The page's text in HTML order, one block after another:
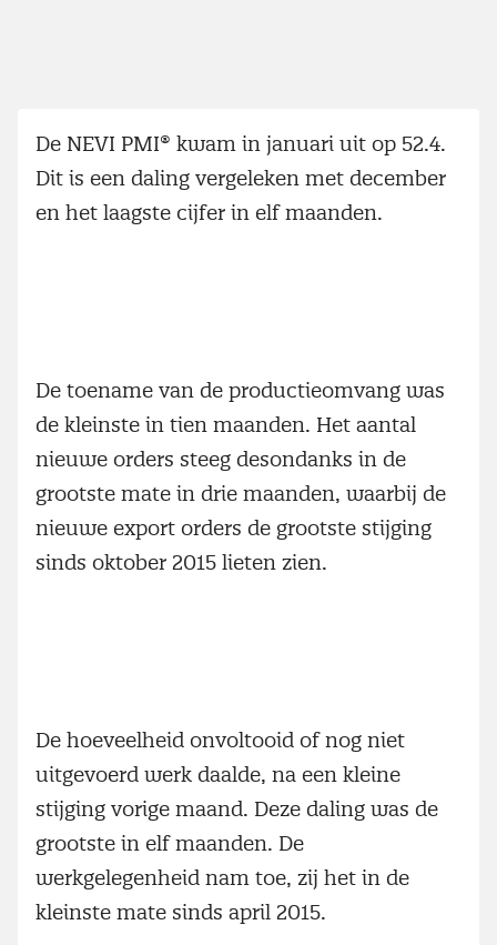
De NEVI PMI® kwam in januari uit op 52.4.
Dit is een daling vergeleken met december
en het laagste cijfer in elf maanden.
De toename van de productieomvang was
de kleinste in tien maanden. Het aantal
nieuwe orders steeg desondanks in de
grootste mate in drie maanden, waarbij de
nieuwe export orders de grootste stijging
sinds oktober 2015 lieten zien.
De hoeveelheid onvoltooid of nog niet
uitgevoerd werk daalde, na een kleine
stijging vorige maand. Deze daling was de
grootste in elf maanden. De
werkgelegenheid nam toe, zij het in de
kleinste mate sinds april 2015.